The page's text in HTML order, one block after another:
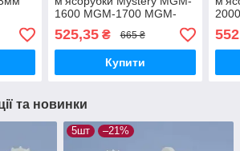
1600 MGM-1700 MGM-
1450 MGM-1550 MGM-
1650 5мм нержавійка
525,35₴ 665 ₴
Купити
та новинки
5шт –21%